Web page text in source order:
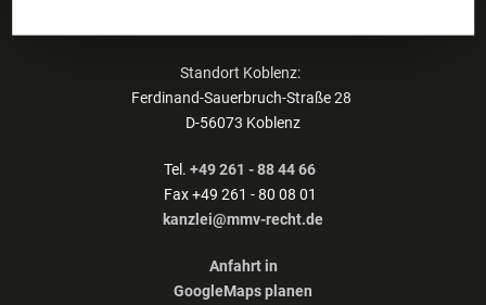
Standort Koblenz:
Ferdinand-Sauerbruch-Straße 28
D-56073 Koblenz
Tel. +49 261 - 88 44 66
Fax +49 261 - 80 08 01
kanzlei@mmv-recht.de
Anfahrt in
GoogleMaps planen